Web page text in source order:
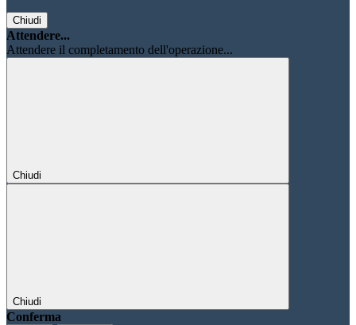
Chiudi
Attendere...
Attendere il completamento dell'operazione...
Chiudi
Chiudi
Conferma